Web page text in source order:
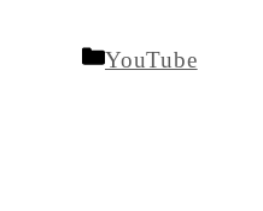
Kategória
YouTube